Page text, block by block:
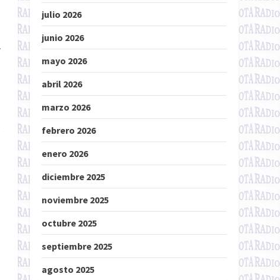
julio 2026
junio 2026
mayo 2026
abril 2026
marzo 2026
febrero 2026
enero 2026
diciembre 2025
noviembre 2025
octubre 2025
septiembre 2025
agosto 2025